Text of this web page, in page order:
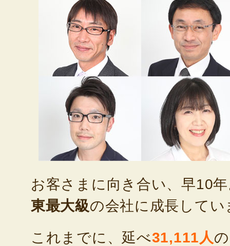
お客さまに向き合い、早10
東最大級の会社に成長してい
これまでに、延べ31,111人